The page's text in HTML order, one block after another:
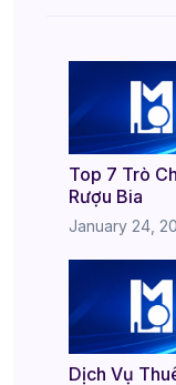
Top 7 Trò
Rượu Bia
January 24,
Dịch Vụ